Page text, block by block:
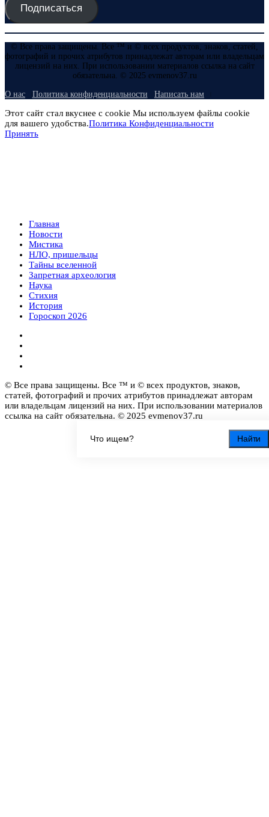
Найти
Подписаться
© Все права защищены. Все ™ и © всех продуктов, знаков, статей,
фотографий и прочих атрибутов принадлежат авторам или владельцам
лицензий на них. При использовании материалов ссылка на сайт
обязательна. © 2025 evmenov37.ru
О нас Политика конфиденциальности Написать нам
Этот сайт стал вкуснее с cookie Мы используем файлы cookie
для вашего удобства.Политика Конфиденциальности
Принять
Главная
Новости
Мистика
НЛО, пришельцы
Тайны вселенной
Запретная археология
Наука
Стихия
История
Гороскоп 2026
© Все права защищены. Все ™ и © всех продуктов, знаков,
статей, фотографий и прочих атрибутов принадлежат авторам
или владельцам лицензий на них. При использовании материалов
ссылка на сайт обязательна. © 2025 evmenov37.ru